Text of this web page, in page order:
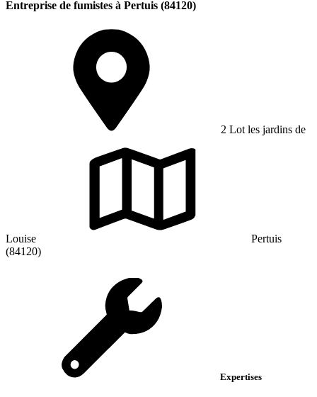
Entreprise de fumistes à Pertuis (84120)
2 Lot les jardins de
Louise
Pertuis
(84120)
Expertises